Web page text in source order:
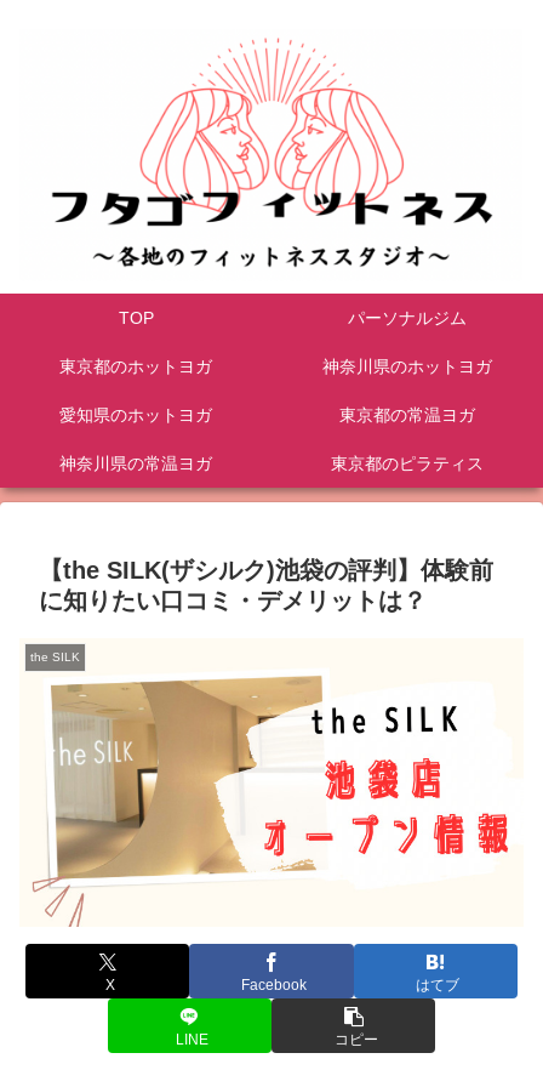
TOP パーソナルジム
東京都のホットヨガ 神奈川県のホットヨガ
愛知県のホットヨガ 東京都の常温ヨガ
神奈川県の常温ヨガ 東京都のピラティス
【the SILK(ザシルク)池袋の評判】体験前
に知りたい口コミ・デメリットは？
the SILK
X Facebook はてブ
LINE コピー